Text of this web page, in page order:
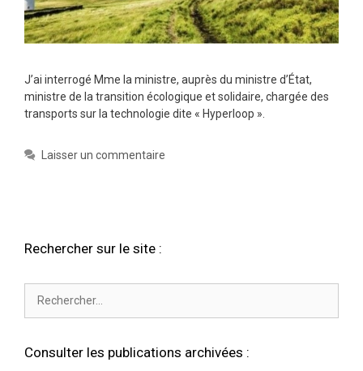
J’ai interrogé Mme la ministre, auprès du ministre d’État,
ministre de la transition écologique et solidaire, chargée des
transports sur la technologie dite « Hyperloop ».
Laisser un commentaire
Rechercher sur le site :
Consulter les publications archivées :